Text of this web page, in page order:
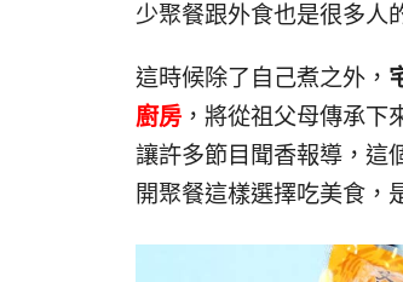
少聚餐跟外食也是很多人
這時候除了自己煮之外，
廚房 ，將從祖父母傳承下
讓許多節目聞香報導，這
開聚餐這樣選擇吃美食，